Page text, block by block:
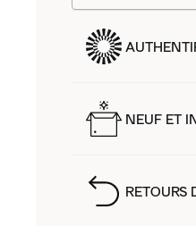
NEUF ET
RETOURS